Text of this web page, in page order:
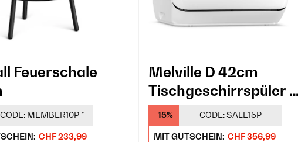
Feuerschale
CODE: MEMBER10P*
CHF 233,99
Melville D 42cm
Tischgeschirrspüler 7
Programme Weiß
-15% CODE:SALE15P
MIT GUTSCHEIN: CHF 356,99